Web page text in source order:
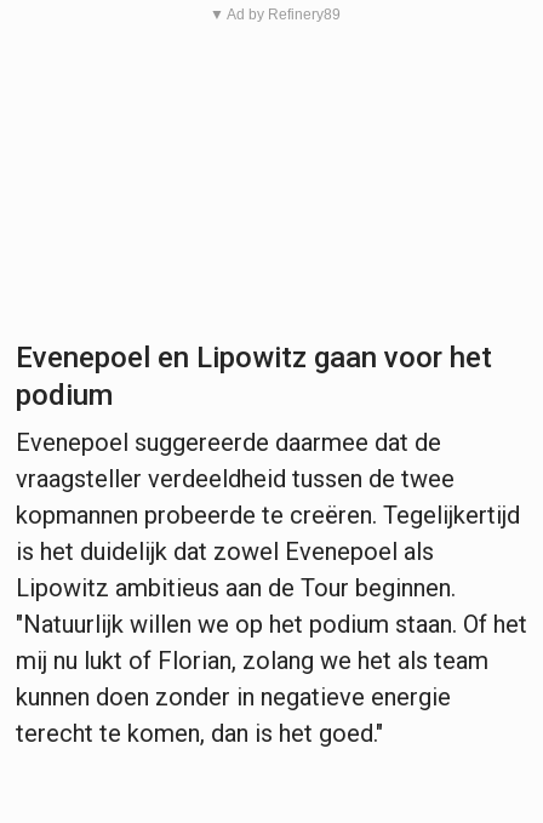
▼ Ad by Refinery89
Evenepoel en Lipowitz gaan voor het
podium
Evenepoel suggereerde daarmee dat de
vraagsteller verdeeldheid tussen de twee
kopmannen probeerde te creëren. Tegelijkertijd
is het duidelijk dat zowel Evenepoel als
Lipowitz ambitieus aan de Tour beginnen.
"Natuurlijk willen we op het podium staan. Of het
mij nu lukt of Florian, zolang we het als team
kunnen doen zonder in negatieve energie
terecht te komen, dan is het goed."